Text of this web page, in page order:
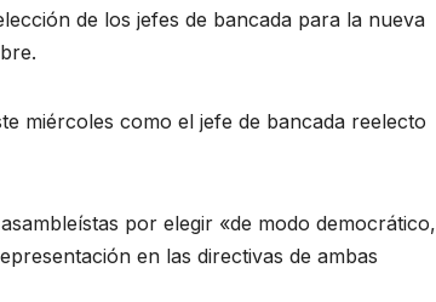
de los jefes de bancada para la nueva
miércoles como el jefe de bancada reelecto
por elegir «de modo democrático,
en las directivas de ambas